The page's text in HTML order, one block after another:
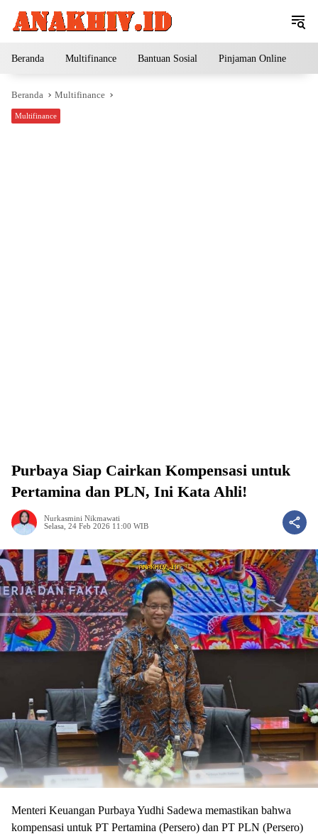
Beranda Multifinance Bantuan Sosial Pinjaman Online
Beranda Multifinance
Multifinance
Purbaya Siap Cairkan Kompensasi untuk
Pertamina dan PLN, Ini Kata Ahli!
Nurkasmini Nikmawati
Selasa, 24 Feb 2026 11:00 WIB
Menteri Keuangan Purbaya Yudhi Sadewa memastikan bahwa
kompensasi untuk PT Pertamina (Persero) dan PT PLN (Persero)